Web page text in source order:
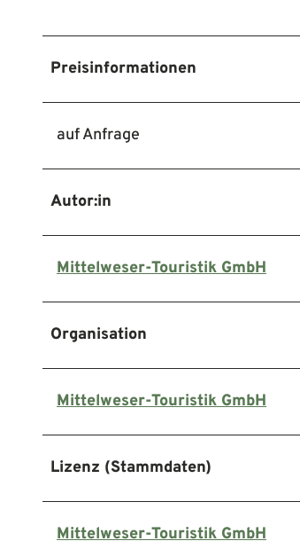
Preisinformationen
auf Anfrage
Autor:in
Mittelweser-Touristik GmbH
Organisation
Mittelweser-Touristik GmbH
Lizenz (Stammdaten)
Mittelweser-Touristik GmbH